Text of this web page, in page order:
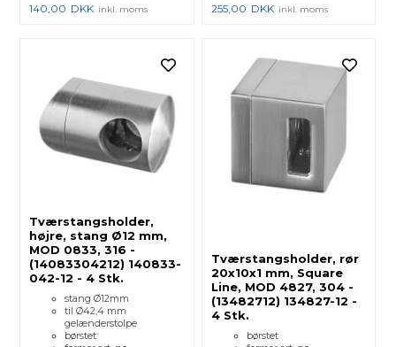
140,00 DKK inkl. moms 255,00 DKK inkl. moms
Tværstangsholder,
højre, stang Ø12 mm,
MOD 0833, 316 -
(14083304212) 140833-
042-12 - 4 Stk.
stang Ø12mm
til Ø42,4 mm
gelænderstolpe
børstet
Tværstangsholder, rør
20x10x1 mm, Square
Line, MOD 4827, 304 -
(13482712) 134827-12 -
4 Stk.
børstet